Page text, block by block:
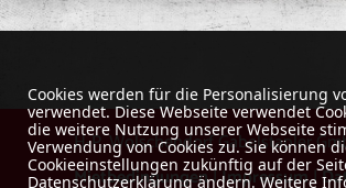
H-P. Wolschendorf Gabelstapler
Mietbedingungen|Impressum|
Cookies werden für die Personalisierung
verwendet. Diese Webseite verwendet
die weitere Nutzung unserer Webseite
Verwendung von Cookies zu. Sie können
Cookieeinstellungen zukünftig auf der
Datenschutzerklärung ändern. Weitere